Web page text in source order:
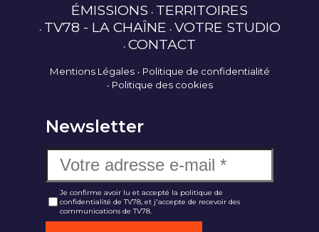
ÉMISSIONS TERRITOIRES
TV78 - LA CHAÎNE VOTRE STUDIO
CONTACT
Mentions Légales
Politique de confidentialité
Politique des cookies
Newsletter
Je confirme avoir lu et accepté la politique de
confidentialité de TV78, et j'accepte de recevoir des
communications de TV78.